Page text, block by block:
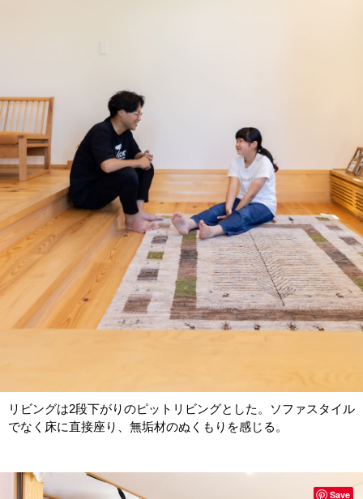
リビングは2段下がりのピットリビングとした。ソファスタイル
でなく床に直接座り、無垢材のぬくもりを感じる。
Save